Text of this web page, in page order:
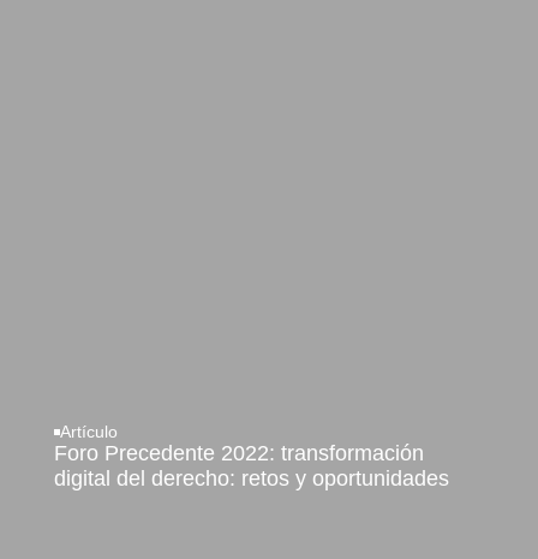
Artículo
Foro Precedente 2022: transformación
digital del derecho: retos y oportunidades